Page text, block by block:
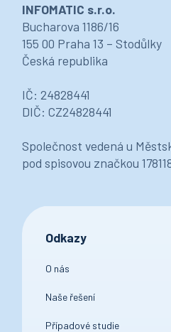
INFOMATIC s.r.o.
Bucharova 1186/16
155 00 Praha 13 – Stodůlky
Česká republika
IČ: 24828441
DIČ: CZ24828441
Společnost vedená u
pod spisovou značkou
Odkazy
O nás
Naše řešení
Případové studie